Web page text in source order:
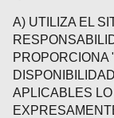
A) UTILIZA EL
PROPORCIONA
APLICABLES